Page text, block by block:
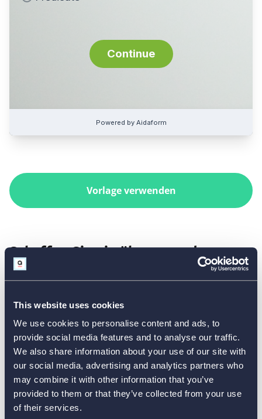
This website uses cookies
We use cookies to personalise content and ads, to
provide social media features and to analyse our traffic.
We also share information about your use of our site with
our social media, advertising and analytics partners who
may combine it with other information that you’ve
provided to them or that they’ve collected from your use
of their services.
Vorlage verwenden
Schaffen Sie ein überragendes
Lernerlebnis mit den
Nutzen Sie die leistungsstarken Expertenfunktionen,
um einen einfachen Grammatiktest in ein
fortschrittliches Lehr- und Lead-Generierung-Tool zu
verwandeln. Sehen Sie sich unserinteraktives
Grammatik-Quizals Beispiel an.
Zählen Sie die Punkte automatisch und zeigen Sie